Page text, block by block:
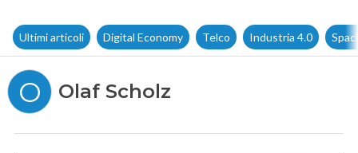
Ultimi articoli Digital Economy Telco Industria 4.0
O Olaf Scholz